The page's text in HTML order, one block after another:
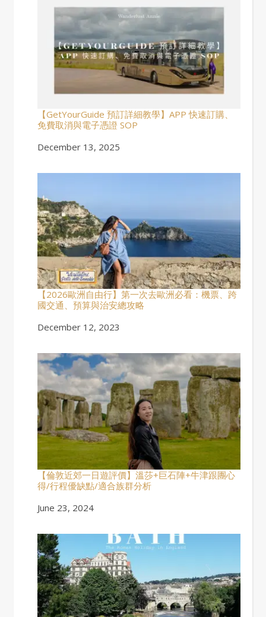
【GetYourGuide 預訂詳細教學】APP 快速訂購、
免費取消與電子憑證 SOP
Date
December 13, 2025
【2026歐洲自由行】第一次去歐洲必看：機票、跨
國交通、預算與治安總攻略
Date
December 12, 2023
【倫敦近郊一日遊評價】溫莎+巨石陣+牛津跟團心
得/行程優缺點/適合族群分析
Date
June 23, 2024